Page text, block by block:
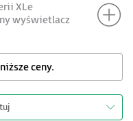
XLe
wyświetlacz
ceny.